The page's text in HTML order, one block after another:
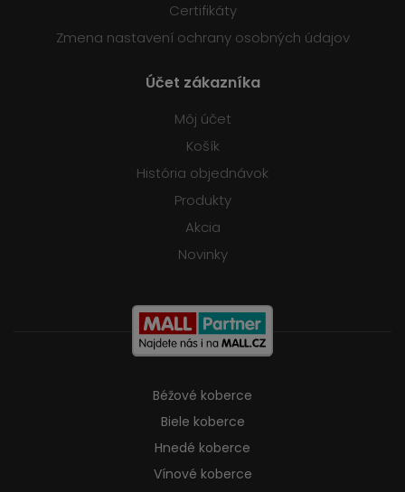
Certifikáty
Zmena nastavení ochrany osobných údajov
Účet zákazníka
Môj účet
Košík
História objednávok
Produkty
Akcia
Novinky
Béžové koberce
Biele koberce
Hnedé koberce
Vínové koberce